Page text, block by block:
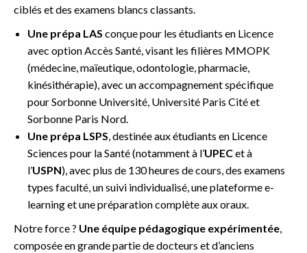
ciblés et des examens blancs classants.
Une prépa LAS conçue pour les étudiants en Licence
avec option Accès Santé, visant les filières MMOPK
(médecine, maïeutique, odontologie, pharmacie,
kinésithérapie), avec un accompagnement spécifique
pour Sorbonne Université, Université Paris Cité et
Sorbonne Paris Nord.
Une prépa LSPS, destinée aux étudiants en Licence
Sciences pour la Santé (notamment à l’UPECet à
l’USPN), avec plus de 130 heures de cours, des examens
types faculté, un suivi individualisé, une plateforme e-
learning et une préparation complète aux oraux.
Notre force ? Une équipe pédagogique expérimentée,
composée en grande partie de docteurs et d’anciens